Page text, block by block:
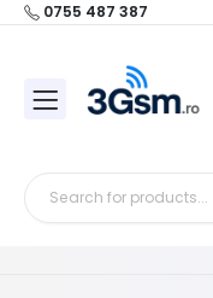
0755 487 387